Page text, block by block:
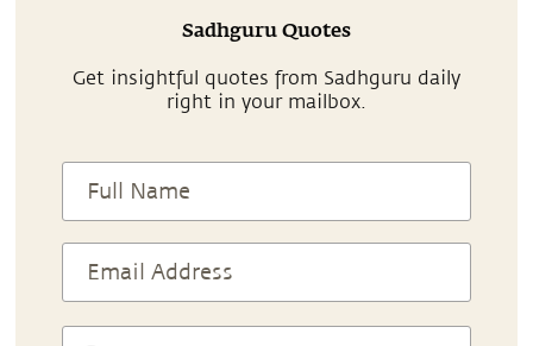
Sadhguru Quotes
Get insightful quotes from Sadhguru daily
right in your mailbox.